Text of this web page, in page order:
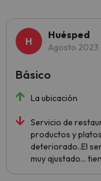
Huésped
Agosto 2023
La ubicación
Servicio de
productos y
deteriorado..El
muy ajustado...
Básico